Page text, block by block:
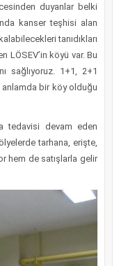
duyanlar belki
kanser teşhisi alan
tanıdıkları
LÖSEV’in köyü var. Bu
sağlıyoruz. 1+1, 2+1
anlamda bir köy olduğu
tedavisi devam eden
tarhana, erişte,
hem de satışlarla gelir